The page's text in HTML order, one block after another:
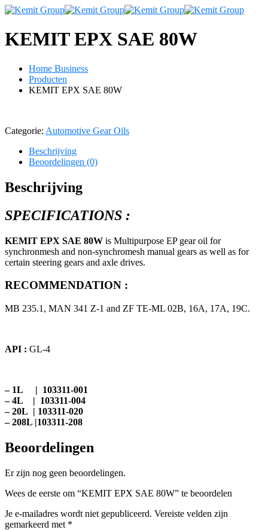
KEMIT EPX SAE 80W
Home Business
Producten
KEMIT EPX SAE 80W
Categorie: Automotive Gear Oils
Beschrijving
Beoordelingen (0)
Beschrijving
SPECIFICATIONS :
KEMIT EPX SAE 80W is Multipurpose EP gear oil for
synchronmesh and non-synchromesh manual gears as well as for
certain steering gears and axle drives.
RECOMMENDATION :
MB 235.1, MAN 341 Z-1 and ZF TE-ML 02B, 16A, 17A, 19C.
API : GL-4
– 1L | 103311-001
– 4L | 103311-004
– 20L | 103311-020
– 208L |103311-208
Beoordelingen
Er zijn nog geen beoordelingen.
Wees de eerste om “KEMIT EPX SAE 80W” te beoordelen
Je e-mailadres wordt niet gepubliceerd. Vereiste velden zijn
gemarkeerd met *